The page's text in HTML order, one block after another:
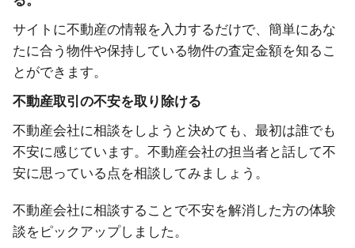
サイトに不動産の情報を入力するだけで、簡単にあな
たに合う物件や保持している物件の査定金額を知るこ
とができます。
不動産取引の不安を取り除ける
不動産会社に相談をしようと決めても、最初は誰でも
不安に感じています。不動産会社の担当者と話して不
安に思っている点を相談してみましょう。
不動産会社に相談することで不安を解消した方の体験
談をピックアップしました。